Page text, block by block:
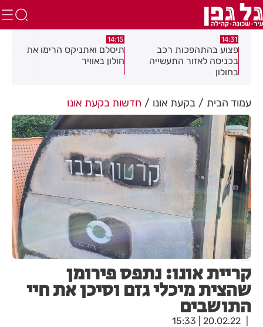
14:31
פצוע בהתהפכות רכב
בכניסה לאזור התעשייה
בחולון
14:15
תיסלם ואתניקס הרימו את
חולון באוויר
עמוד הבית בקעת אונו חדשות בקעת אונו
קריית אונו: נתפס פירומן
שהצית מיכלי גזם וסיכן את חיי
התושבים
20.02.22 | 15:33